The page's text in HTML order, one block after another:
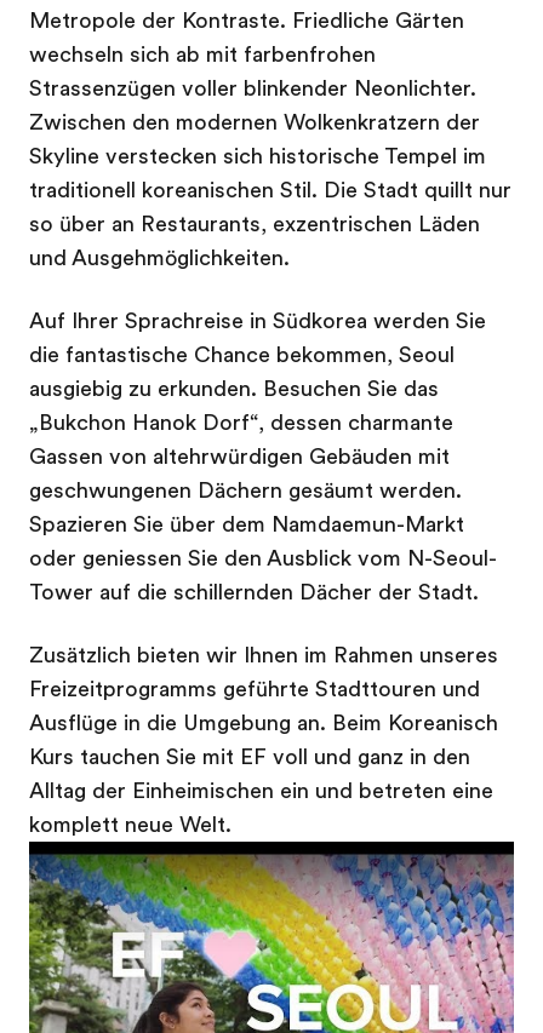
Metropole der Kontraste. Friedliche Gärten
wechseln sich ab mit farbenfrohen
Strassenzügen voller blinkender Neonlichter.
Zwischen den modernen Wolkenkratzern der
Skyline verstecken sich historische Tempel im
traditionell koreanischen Stil. Die Stadt quillt nur
so über an Restaurants, exzentrischen Läden
und Ausgehmöglichkeiten.
Auf Ihrer Sprachreise in Südkorea werden Sie
die fantastische Chance bekommen, Seoul
ausgiebig zu erkunden. Besuchen Sie das
„Bukchon Hanok Dorf“, dessen charmante
Gassen von altehrwürdigen Gebäuden mit
geschwungenen Dächern gesäumt werden.
Spazieren Sie über dem Namdaemun-Markt
oder geniessen Sie den Ausblick vom N-Seoul-
Tower auf die schillernden Dächer der Stadt.
Zusätzlich bieten wir Ihnen im Rahmen unseres
Freizeitprogramms geführte Stadttouren und
Ausflüge in die Umgebung an. Beim Koreanisch
Kurs tauchen Sie mit EF voll und ganz in den
Alltag der Einheimischen ein und betreten eine
komplett neue Welt.
Play